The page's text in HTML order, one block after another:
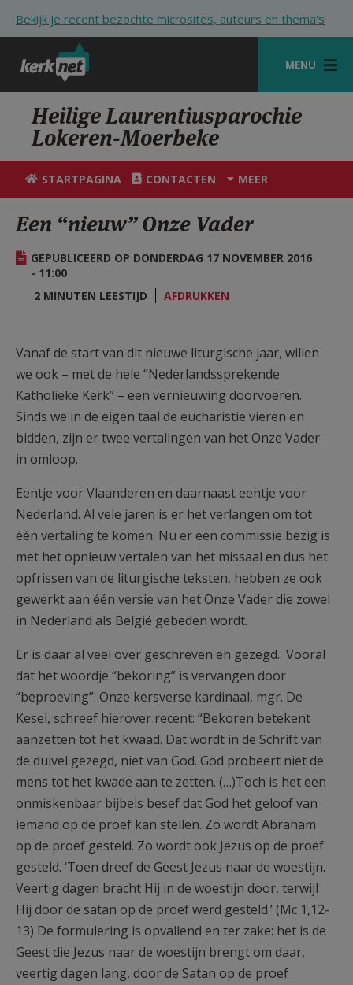
Bekijk je recent bezochte microsites, auteurs en thema's
MENU
STARTPAGINA
KERK
VIERINGEN
HULP
STARTPAGINA PORTAAL
AANMELDEN OF REGISTREREN
Heilige Laurentiusparochie
Lokeren-Moerbeke
STARTPAGINA CONTACTEN MEER
Een “nieuw” Onze Vader
GEPUBLICEERD OP DONDERDAG 17 NOVEMBER 2016
- 11:00
2 MINUTEN LEESTIJD
AFDRUKKEN
Vanaf de start van dit nieuwe liturgische jaar, willen
we ook – met de hele “Nederlandssprekende
Katholieke Kerk” – een vernieuwing doorvoeren.
Sinds we in de eigen taal de eucharistie vieren en
bidden, zijn er twee vertalingen van het Onze Vader
in omloop.
Eentje voor Vlaanderen en daarnaast eentje voor
Nederland. Al vele jaren is er het verlangen om tot
één vertaling te komen. Nu er een commissie bezig is
met het opnieuw vertalen van het missaal en dus het
opfrissen van de liturgische teksten, hebben ze ook
gewerkt aan één versie van het Onze Vader die zowel
in Nederland als België gebeden wordt.
Er is daar al veel over geschreven en gezegd. Vooral
dat het woordje “bekoring” is vervangen door
“beproeving”. Onze kersverse kardinaal, mgr. De
Kesel, schreef hierover recent: “Bekoren betekent
aanzetten tot het kwaad. Dat wordt in de Schrift van
de duivel gezegd, niet van God. God probeert niet de
mens tot het kwade aan te zetten. (…)Toch is het een
onmiskenbaar bijbels besef dat God het geloof van
iemand op de proef kan stellen. Zo wordt Abraham
op de proef gesteld. Zo wordt ook Jezus op de proef
gesteld. ‘Toen dreef de Geest Jezus naar de woestijn.
Veertig dagen bracht Hij in de woestijn door, terwijl
Hij door de satan op de proef werd gesteld.’ (Mc 1,12-
13) De formulering is opvallend en ter zake: het is de
Geest die Jezus naar de woestijn brengt om daar,
veertig dagen lang, door de Satan op de proef